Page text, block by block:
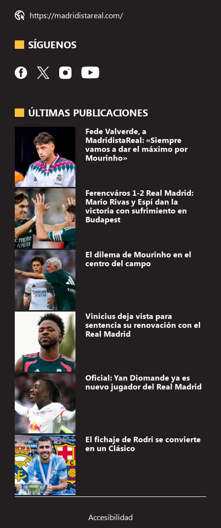
Gestionar el consentimiento de
ÚLTIMAS PUBLICACIONES
Fede Valverde, a
MadridistaReal: «Siempre
vamos a dar el máximo por
Mourinho»
Ferencváros 1-2 Real Madrid:
Mario Rivas y Espí dan la
victoria con sufrimiento en
Budapest
El dilema de Mourinho en el
centro del campo
Vinicius deja vista para
sentencia su renovación con el
Real Madrid
Oficial: Yan Diomande ya es
nuevo jugador del Real Madrid
El fichaje de Rodri se convierte
en un Clásico
https://madridistareal.com/
SÍGUENOS
Accesibilidad